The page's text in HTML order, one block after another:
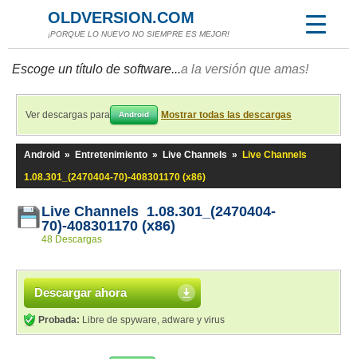
OLDVERSION.COM
¡PORQUE LO NUEVO NO SIEMPRE ES MEJOR!
Escoge un título de software...a la versión que amas!
Ver descargas para Android Mostrar todas las descargas
Android » Entretenimiento » Live Channels »
Live Channels
1.08.301_(2470404-70)-408301170 (x86)
Live Channels 1.08.301_(2470404-
70)-408301170 (x86)
48 Descargas
Descargar ahora
Probada: Libre de spyware, adware y virus